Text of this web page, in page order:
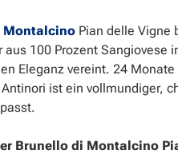
Montalcino Pian delle Vigne
aus 100 Prozent Sangiovese
Eleganz vereint. 24
ist ein vollmundiger,
Brunello di Montalcino